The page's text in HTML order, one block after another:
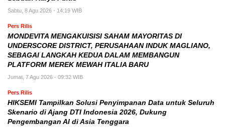
Sabtu, 8 Agu 2026 - 14:19 WIB
Pers Rilis
MONDEVITA MENGAKUISISI SAHAM MAYORITAS DI
UNDERSCORE DISTRICT, PERUSAHAAN INDUK MAGLIANO,
SEBAGAI LANGKAH KEDUA DALAM MEMBANGUN
PLATFORM MEREK MEWAH ITALIA BARU
Jumat, 7 Agu 2026 - 09:32 WIB
Pers Rilis
HIKSEMI Tampilkan Solusi Penyimpanan Data untuk Seluruh
Skenario di Ajang DTI Indonesia 2026, Dukung
Pengembangan AI di Asia Tenggara